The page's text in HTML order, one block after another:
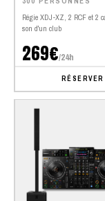
Régie XDJ-XZ, 2 RCF et 2
son d'un club
269€/24h
RÉSERVER